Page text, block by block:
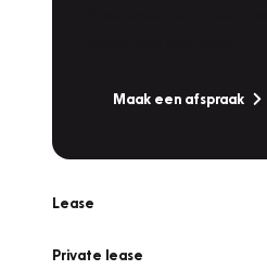
Maak een afspraak
Lease
Private lease